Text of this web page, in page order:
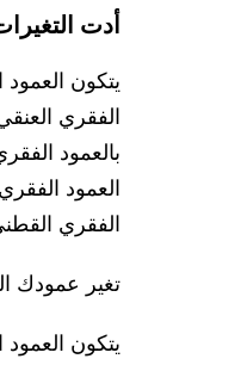
أدت
يتكون
الفقري
بالعمود
العمود
الفقري
تغير عمودك
يتكون